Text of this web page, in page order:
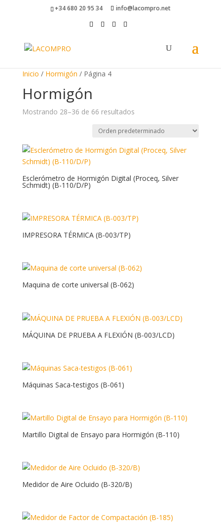
+34 680 20 95 34 info@lacompro.net
Inicio / Hormigón / Página 4
Hormigón
Mostrando 28–36 de 66 resultados
Esclerómetro de Hormigón Digital (Proceq, Silver
Schmidt) (B-110/D/P)
IMPRESORA TÉRMICA (B-003/TP)
Maquina de corte universal (B-062)
MÁQUINA DE PRUEBA A FLEXIÓN (B-003/LCD)
Máquinas Saca-testigos (B-061)
Martillo Digital de Ensayo para Hormigón (B-110)
Medidor de Aire Ocluido (B-320/B)